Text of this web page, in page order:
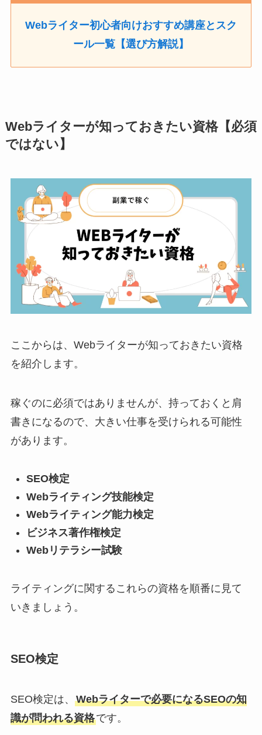
Webライター初心者向けおすすめ講座とスク
ール一覧【選び方解説】
Webライターが知っておきたい資格【必須
ではない】
ここからは、Webライターが知っておきたい資格
を紹介します。
稼ぐのに必須ではありませんが、持っておくと肩
書きになるので、大きい仕事を受けられる可能性
があります。
SEO検定
Webライティング技能検定
Webライティング能力検定
ビジネス著作権検定
Webリテラシー試験
ライティングに関するこれらの資格を順番に見て
いきましょう。
SEO検定
SEO検定は、 Webライターで必要になるSEOの知
識が問われる資格です。